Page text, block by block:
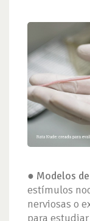
● Modelos
estímulos
nerviosas o
para